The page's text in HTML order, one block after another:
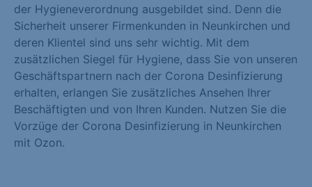
der Hygieneverordnung ausgebildet sind. Denn die
Sicherheit unserer Firmenkunden in Neunkirchen und
deren Klientel sind uns sehr wichtig. Mit dem
zusätzlichen Siegel für Hygiene, dass Sie von unseren
Geschäftspartnern nach der Corona Desinfizierung
erhalten, erlangen Sie zusätzliches Ansehen Ihrer
Beschäftigten und von Ihren Kunden. Nutzen Sie die
Vorzüge der Corona Desinfizierung in Neunkirchen
mit Ozon.